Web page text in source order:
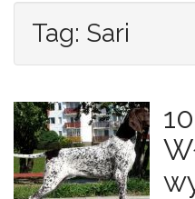
Tag: Sari